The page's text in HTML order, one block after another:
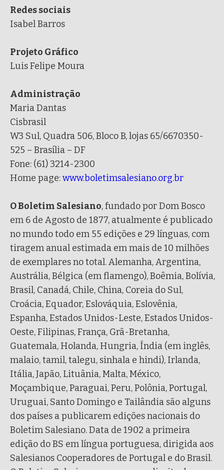
Redes sociais
Isabel Barros
Projeto Gráfico
Luis Felipe Moura
Administração
Maria Dantas
Cisbrasil
W3 Sul, Quadra 506, Bloco B, lojas 65/6670350-
525 – Brasília – DF
Fone: (61) 3214-2300
Home page:www.boletimsalesiano.org.br
O Boletim Salesiano, fundado por Dom Bosco
em 6 de Agosto de 1877, atualmente é publicado
no mundo todo em 55 edições e 29 línguas, com
tiragem anual estimada em mais de 10 milhões
de exemplares no total. Alemanha, Argentina,
Austrália, Bélgica (em flamengo), Boêmia, Bolívia,
Brasil, Canadá, Chile, China, Coreia do Sul,
Croácia, Equador, Eslováquia, Eslovênia,
Espanha, Estados Unidos-Leste, Estados Unidos-
Oeste, Filipinas, França, Grã-Bretanha,
Guatemala, Holanda, Hungria, Índia (em inglês,
malaio, tamil, talegu, sinhala e hindi), Irlanda,
Itália, Japão, Lituânia, Malta, México,
Moçambique, Paraguai, Peru, Polônia, Portugal,
Uruguai, Santo Domingo e Tailândia são alguns
dos países a publicarem edições nacionais do
Boletim Salesiano. Data de 1902 a primeira
edição do BS em língua portuguesa, dirigida aos
Salesianos Cooperadores de Portugal e do Brasil.